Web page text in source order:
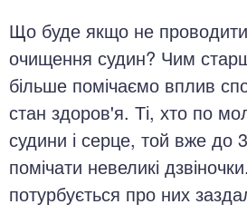
Що буде якщо не
очищення судин? Чим
більше помічаємо вплив
стан здоров'я. Ті, хто по
судини і серце, той вже до
помічати невеликі
потурбується про них